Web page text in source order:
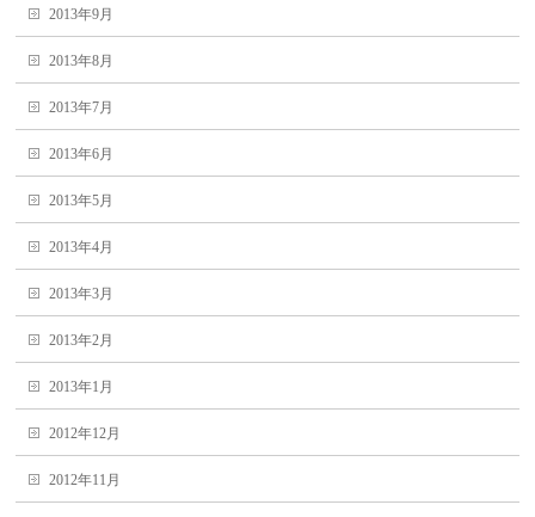
2013年9月
2013年8月
2013年7月
2013年6月
2013年5月
2013年4月
2013年3月
2013年2月
2013年1月
2012年12月
2012年11月